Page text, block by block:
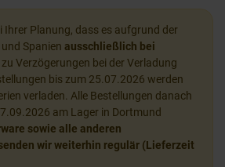
Ihrer Planung, dass es aufgrund der
Spanien ausschließlich bei
zu Verzögerungen bei der Verladung
bis zum 25.07.2026 werden
verladen. Alle Bestellungen danach
am Lager in Dortmund
sowie alle anderen
wir weiterhin regulär (Lieferzeit